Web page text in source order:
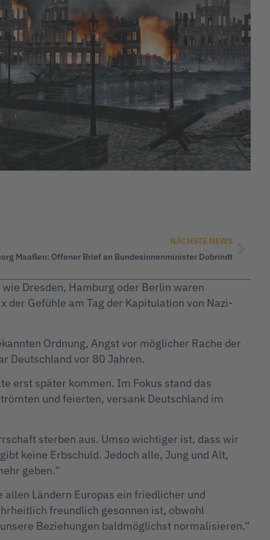
NÄCHSTE NEWS
Maaßen: Offener Brief an Bundesinnenminister Dobrindt
Dresden, Hamburg oder Berlin waren
Gefühle am Tag der Kapitulation von Nazi-
Ordnung, Angst vor möglicher Rache der
Deutschland vor 80 Jahren.
erst später kommen. Im Fokus stand das
und feierten, versank Deutschland im
sterben aus. Umso wichtiger ist, dass wir
keine Erbschuld. Jedoch alle, Jung und Alt,
geben.“
Ländern Europas ein friedlicher und
freundlich gesonnen ist, obwohl
Beziehungen baldmöglichst normalisieren.“